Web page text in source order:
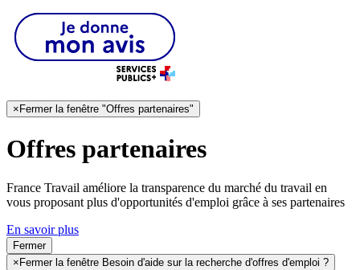
×Fermer la fenêtre "Offres partenaires"
Offres partenaires
France Travail améliore la transparence du marché du travail en
vous proposant plus d'opportunités d'emploi grâce à ses partenaires
En savoir plus
Fermer
× Fermer la fenêtre Besoin d'aide sur la recherche d'offres d'emploi ?